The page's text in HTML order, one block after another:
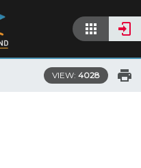
VIEW: 4028